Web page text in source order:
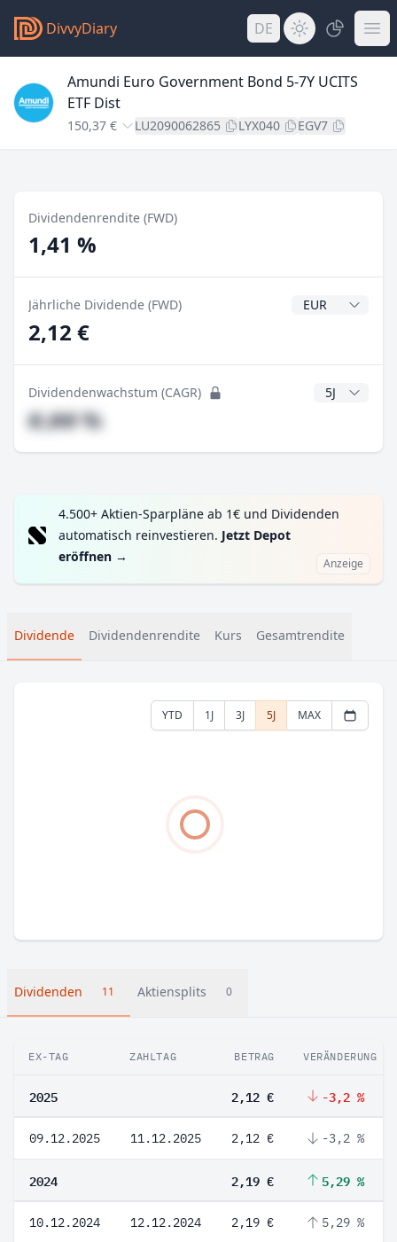
DivvyDiary DE
Amundi Euro Government Bond 5-7Y UCITS
ETF Dist
150,37 € LU2090062865 LYX040 EGV7
Dividendenrendite (FWD)
1,41 %
Jährliche Dividende (FWD)
2,12 €
Dividendenwachstum (CAGR) CAGR Jahre
#,## %
4.500+ Aktien-Sparpläne ab 1€ und Dividenden
automatisch reinvestieren. Jetzt Depot
eröffnen → Anzeige
Dividende Dividendenrendite Kurs Gesamtrendite
YTD 1J 3J 5J MAX
Dividenden 11 Aktiensplits 0
EX-TAG ZAHLTAG BETRAG VERÄNDERUNG
2025 2,12 € -3,2 %
09.12.2025 11.12.2025 2,12 € -3,2 %
2024 2,19 € 5,29 %
10.12.2024 12.12.2024 2,19 € 5,29 %